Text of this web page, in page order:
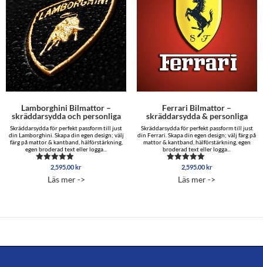
Lamborghini Bilmattor –
skräddarsydda och personliga
Skräddarsydda för perfekt passform till just
din Lamborghini. Skapa din egen design; välj
färg på mattor & kantband, hälförstärkning,
egen broderad text eller logga...
Betygsatt
av 5
2,595.00 kr
Läs mer ->
Ferrari Bilmattor –
skräddarsydda & personliga
Skräddarsydda för perfekt passform till just
din Ferrari. Skapa din egen design; välj färg på
mattor & kantband, hälförstärkning, egen
broderad text eller logga...
Betygsatt
av 5
2,595.00 kr
Läs mer ->